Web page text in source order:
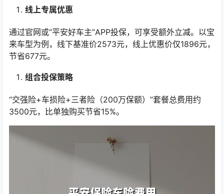
线上专属优惠
通过官网或“平安好车主”APP投保，可享受额外立减。以宝
来车型为例，线下基准价2573元，线上优惠价仅1896元，
节省677元。
组合投保策略
“交强险+车损险+三者险（200万保额）”套餐总费用约
3500元，比单独购买节省15%。